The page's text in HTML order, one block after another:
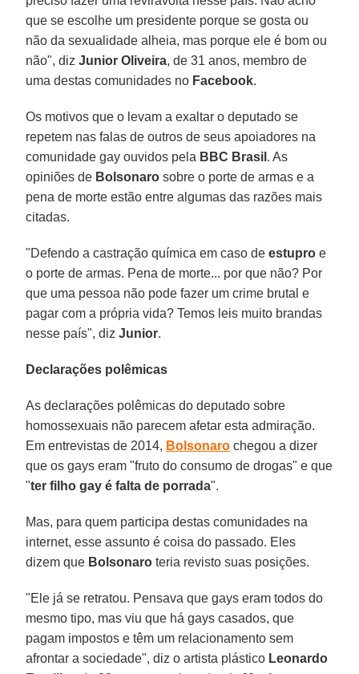
que se escolhe um presidente porque se gosta ou
não da sexualidade alheia, mas porque ele é bom ou
não", dizJunior Oliveira, de 31 anos, membro de
uma destas comunidades no Facebook.
Os motivos que o levam a exaltar o deputado se
repetem nas falas de outros de seus apoiadores na
comunidade gay ouvidos pela BBC Brasil . As
opiniões de Bolsonaro sobre o porte de armas e a
pena de morte estão entre algumas das razões mais
citadas.
"Defendo a castração química em caso deestupro e
o porte de armas. Pena de morte... por que não? Por
que uma pessoa não pode fazer um crime brutal e
pagar com a própria vida? Temos leis muito brandas
nesse país", dizJunior.
Declarações polêmicas
As declarações polêmicas do deputado sobre
homossexuais não parecem afetar esta admiração.
Em entrevistas de 2014, Bolsonaro chegou a dizer
que os gays eram "fruto do consumo de drogas" e que
"ter filho gay é falta de porrada".
Mas, para quem participa destas comunidades na
internet, esse assunto é coisa do passado. Eles
dizem que Bolsonaro teria revisto suas posições.
"Ele já se retratou. Pensava que gays eram todos do
mesmo tipo, mas viu que há gays casados, que
pagam impostos e têm um relacionamento sem
afrontar a sociedade", diz o artista plástico Leonardo